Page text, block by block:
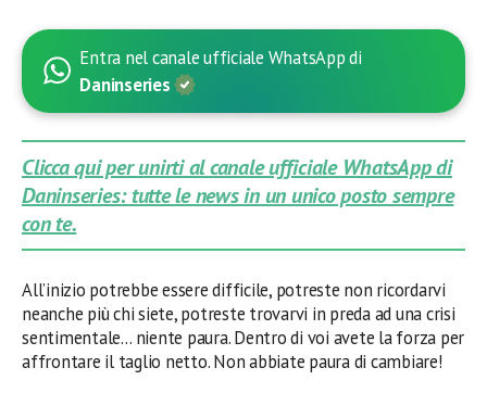
Entra nel canale ufficiale WhatsApp di
Daninseries
Clicca qui per unirti al canale ufficiale WhatsApp di
Daninseries: tutte le news in un unico posto sempre
con te.
All’inizio potrebbe essere difficile, potreste non ricordarvi
neanche più chi siete, potreste trovarvi in preda ad una crisi
sentimentale… niente paura. Dentro di voi avete la forza per
affrontare il taglio netto. Non abbiate paura di cambiare!